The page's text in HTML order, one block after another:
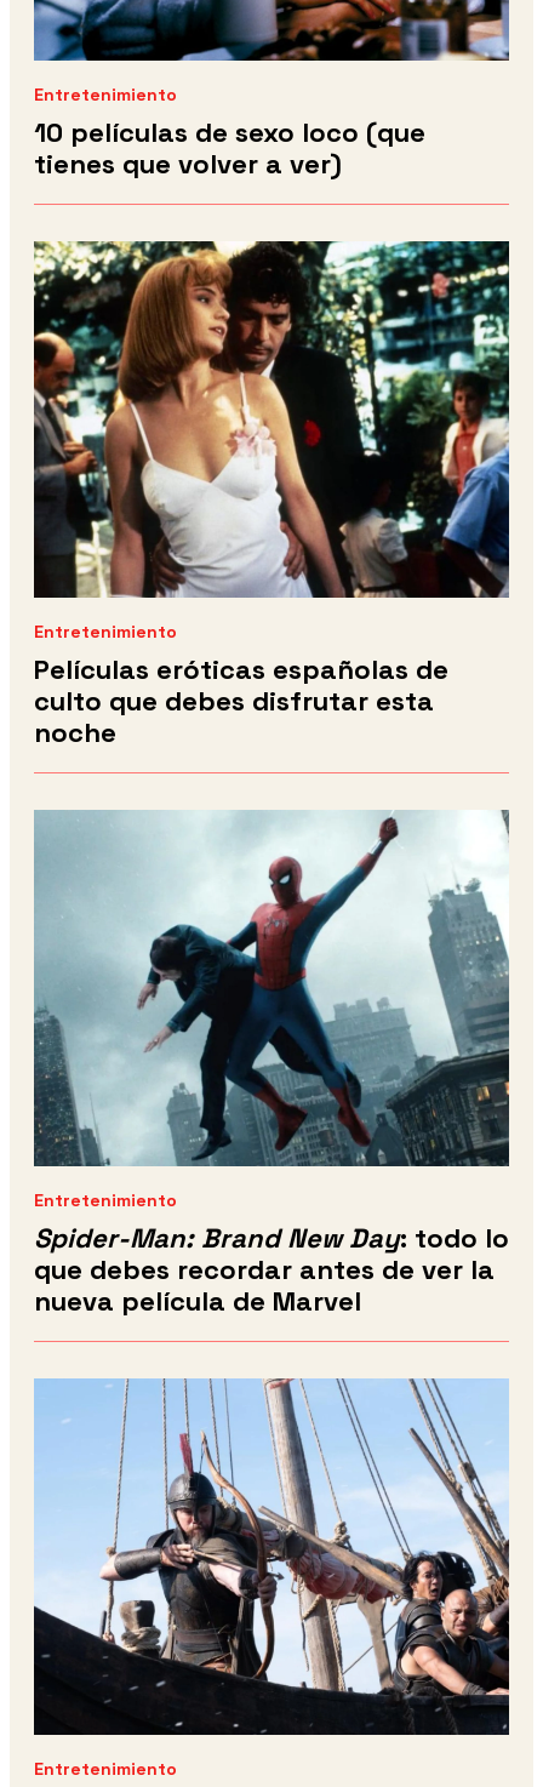
Entretenimiento
10 películas de sexo loco (que
tienes que volver a ver)
Entretenimiento
Películas eróticas españolas de
culto que debes disfrutar esta
noche
Entretenimiento
Spider-Man: Brand New Day: todo lo
que debes recordar antes de ver la
nueva película de Marvel
Entretenimiento